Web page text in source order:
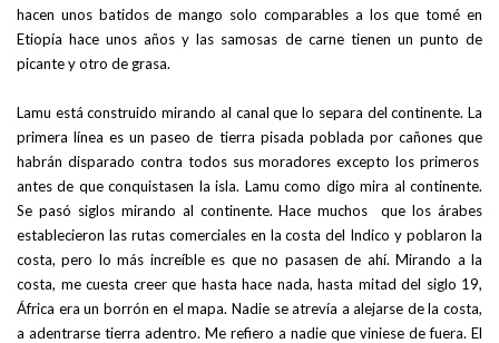
hacen unos batidos de mango solo comparables a los que tomé en
Etiopía hace unos años y las samosas de carne tienen un punto de
picante y otro de grasa.
Lamu está construido mirando al canal que lo separa del continente. La
primera línea es un paseo de tierra pisada poblada por cañones que
habrán disparado contra todos sus moradores excepto los primeros
antes de que conquistasen la isla. Lamu como digo mira al continente.
Se pasó siglos mirando al continente. Hace muchos que los árabes
establecieron las rutas comerciales en la costa del Indico y poblaron la
costa, pero lo más increíble es que no pasasen de ahí. Mirando a la
costa, me cuesta creer que hasta hace nada, hasta mitad del siglo 19,
África era un borrón en el mapa. Nadie se atrevía a alejarse de la costa,
a adentrarse tierra adentro. Me refiero a nadie que viniese de fuera. El